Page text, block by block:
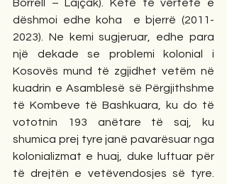
Borrell – Lajçak). Këtë të vërtetë e
dëshmoi edhe koha  e bjerrë (2011-
2023). Ne kemi sugjeruar, edhe para
një dekade se problemi kolonial i
Kosovës mund të zgjidhet vetëm në
kuadrin e Asamblesë së Përgjithshme
të Kombeve të Bashkuara, ku do të
vototnin 193 anëtare të saj, ku
shumica prej tyre janë pavarësuar nga
kolonializmat e huaj, duke luftuar për
të drejtën e vetëvendosjes së tyre.